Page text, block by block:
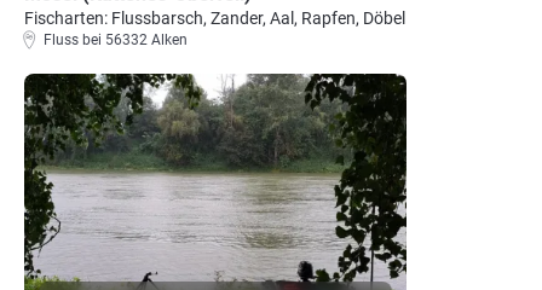
Fischarten: Flussbarsch, Zander, Aal, Rapfen, Döbel
Fluss bei 56332 Alken